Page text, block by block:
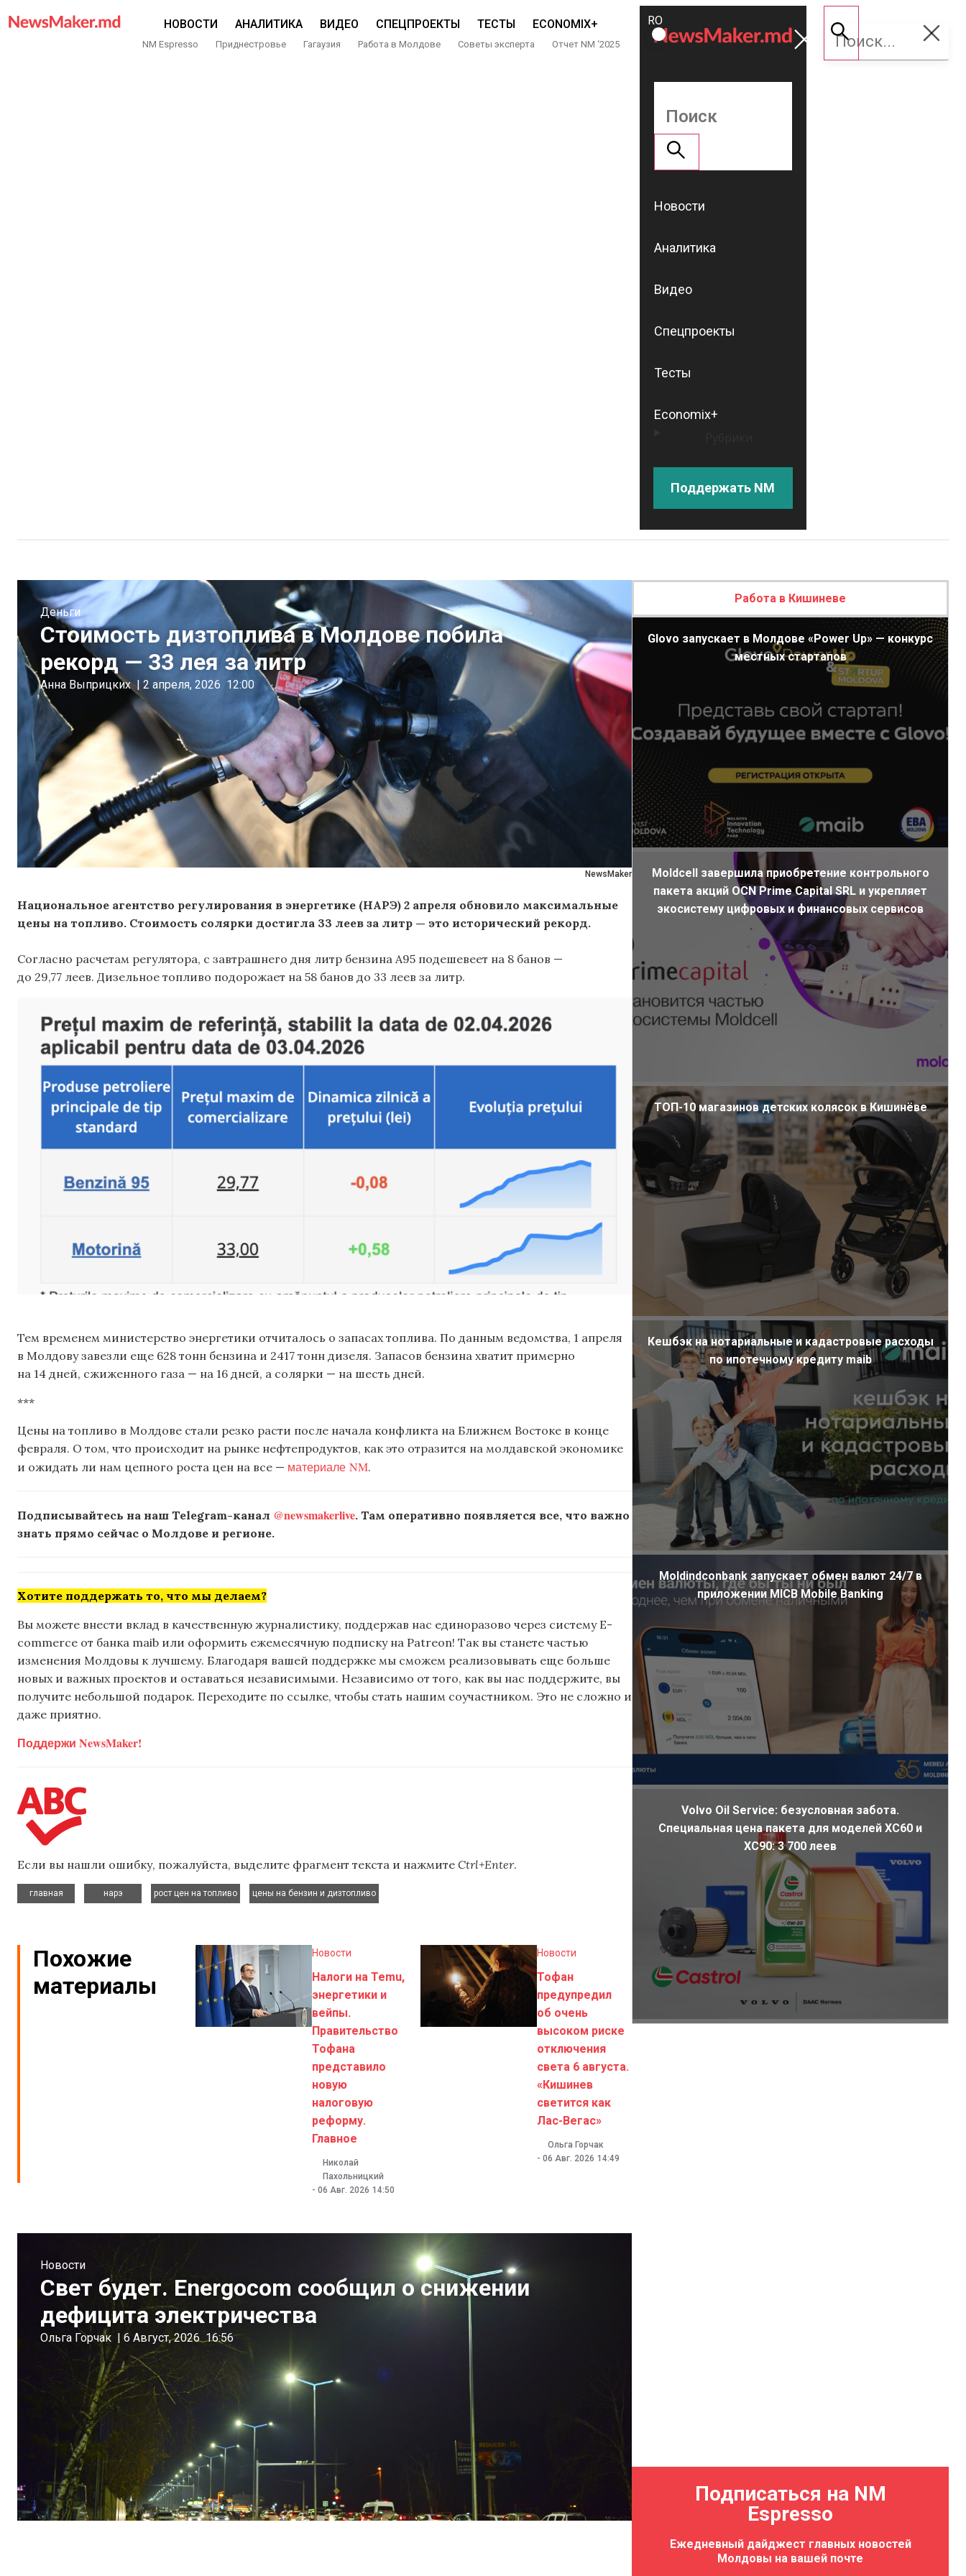
НОВОСТИ АНАЛИТИКА ВИДЕО СПЕЦПРОЕКТЫ ТЕСТЫ ECONOMIX+
NM Espresso Приднестровье Гагаузия Работа в Молдове Советы эксперта Отчет NM ‘2025
ROMÂNĂ
RU
Поддержать
NM
Новости
Аналитика
Видео
Спецпроекты
Тесты
Economix+
Поддержать NM
NewsMaker
Деньги
Стоимость дизтоплива в Молдове побила
рекорд — 33 лея за литр
Анна Выприцких | 2 апреля, 2026 12:00
Национальное агентство регулирования в энергетике (НАРЭ) 2 апреля обновило максимальные
цены на топливо. Стоимость солярки достигла 33 леев за литр — это исторический рекорд.
Согласно расчетам регулятора, с завтрашнего дня литр бензина А95 подешевеет на 8 банов —
до 29,77 леев. Дизельное топливо подорожает на 58 банов до 33 леев за литр.
Тем временем министерство энергетики отчиталось о запасах топлива. По данным ведомства, 1 апреля
в Молдову завезли еще 628 тонн бензина и 2417 тонн дизеля. Запасов бензина хватит примерно
на 14 дней, сжиженного газа — на 16 дней, а солярки — на шесть дней.
***
Цены на топливо в Молдове стали резко расти после начала конфликта на Ближнем Востоке в конце
февраля. О том, что происходит на рынке нефтепродуктов, как это отразится на молдавской экономике
и ожидать ли нам цепного роста цен на все — материале NM.
Подписывайтесь на наш Telegram-канал @newsmakerlive. Там оперативно появляется все, что важно
знать прямо сейчас о Молдове и регионе.
Хотите поддержать то, что мы делаем?
Вы можете внести вклад в качественную журналистику, поддержав нас единоразово через систему E-
commerce от банка maib или оформить ежемесячную подписку на Patreon! Так вы станете частью
изменения Молдовы к лучшему. Благодаря вашей поддержке мы сможем реализовывать еще больше
новых и важных проектов и оставаться независимыми. Независимо от того, как вы нас поддержите, вы
получите небольшой подарок. Переходите по ссылке, чтобы стать нашим соучастником. Это не сложно и
даже приятно.
Поддержи NewsMaker!
Если вы нашли ошибку, пожалуйста, выделите фрагмент текста и нажмите Ctrl+Enter.
главная
нарэ
рост цен на топливо
цены на бензин и дизтопливо
Похожие
материалы
Новости
Налоги на Temu,
энергетики и
вейпы.
Правительство
Тофана
представило
новую
налоговую
реформу.
Главное
Николай
Пахольницкий
- 06 Авг. 2026 14:50
Новости
Тофан
предупредил
об очень
высоком риске
отключения
света 6 августа.
«Кишинев
светится как
Лас-Вегас»
Ольга Горчак
- 06 Авг. 2026 14:49
Новости
Свет будет. Energocom сообщил о снижении
дефицита электричества
Ольга Горчак 6 Август, 2026 16:56
Работа в Кишиневе
Glovo запускает в Молдове «Power Up» — конкурс
местных стартапов
Moldcell завершила приобретение контрольного
пакета акций OCN Prime Capital SRL и укрепляет
экосистему цифровых и финансовых сервисов
ТОП-10 магазинов детских колясок в Кишинёве
Кешбэк на нотариальные и кадастровые расходы
по ипотечному кредиту maib
Moldindconbank запускает обмен валют 24/7 в
приложении MICB Mobile Banking
Volvo Oil Service: безусловная забота.
Специальная цена пакета для моделей XC60 и
XC90: 3 700 леев
Подписаться на NM
Espresso
Ежедневный дайджест главных новостей
Молдовы на вашей почте